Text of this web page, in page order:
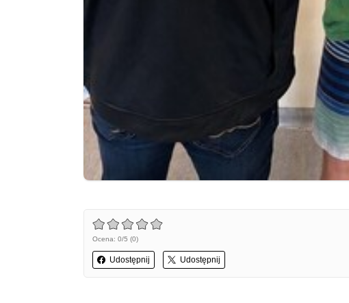
Ocena: 0/5 (0)
Udostępnij Udostępnij